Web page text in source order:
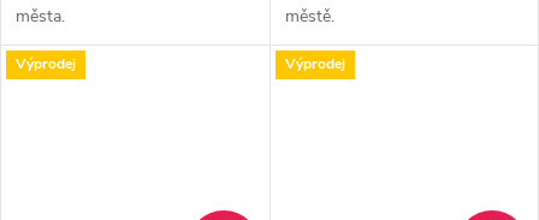
města.
městě.
Výprodej Výprodej